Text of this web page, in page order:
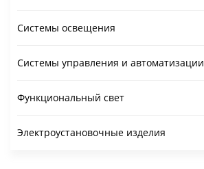
Системы освещения
Системы управления и автоматизации
Функциональный свет
Электроустановочные изделия